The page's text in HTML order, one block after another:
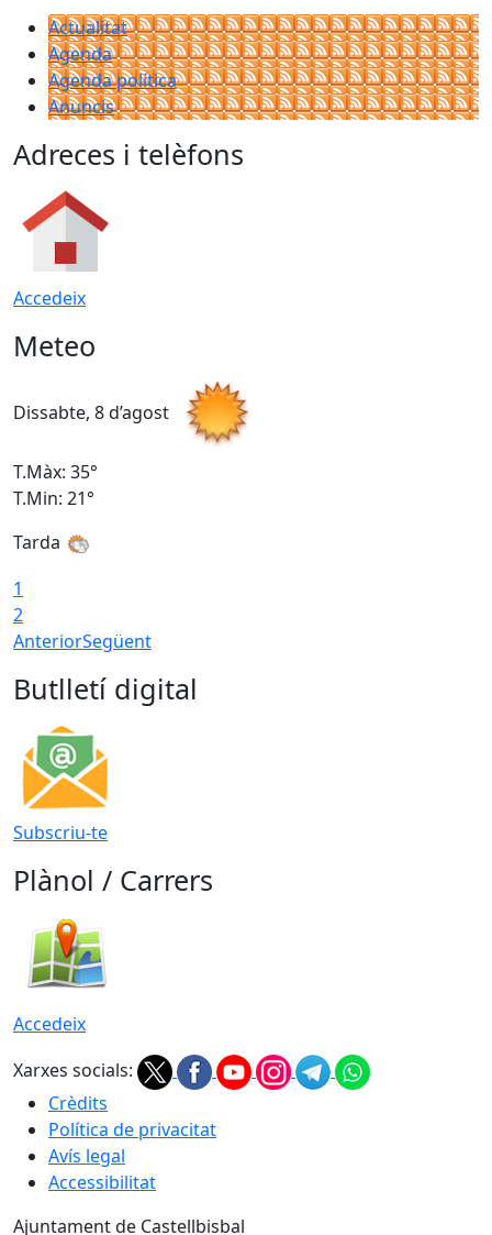
Actualitat
Agenda
Agenda política
Anuncis
Adreces i telèfons
Accedeix
Meteo
Dissabte, 8 d’agost
T.Màx: 35°
T.Min: 21°
Tarda
1
2
AnteriorSegüent
Butlletí digital
Subscriu-te
Plànol / Carrers
Accedeix
Xarxes socials:
Crèdits
Política de privacitat
Avís legal
Accessibilitat
Ajuntament de Castellbisbal